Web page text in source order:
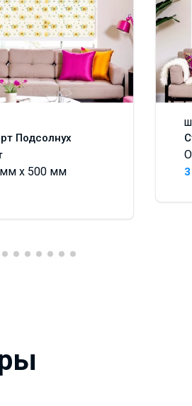
Подсолнух
x 500 мм